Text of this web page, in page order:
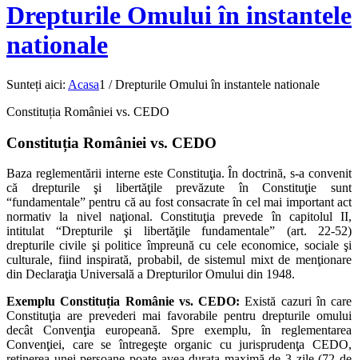
Drepturile Omului în instantele
nationale
Sunteți aici: Acasa1 / Drepturile Omului în instantele nationale
Constituția României vs. CEDO
Constituția României vs. CEDO
Baza reglementării interne este Constituţia. În doctrină, s-a convenit
că drepturile şi libertăţile prevăzute în Constituţie sunt
“fundamentale” pentru că au fost consacrate în cel mai important act
normativ la nivel naţional. Constituţia prevede în capitolul II,
intitulat “Drepturile şi libertăţile fundamentale” (art. 22-52)
drepturile civile şi politice împreună cu cele economice, sociale şi
culturale, fiind inspirată, probabil, de sistemul mixt de menţionare
din Declaraţia Universală a Drepturilor Omului din 1948.
Exemplu Constituția Românie vs. CEDO: Există cazuri în care
Constituţia are prevederi mai favorabile pentru drepturile omului
decât Convenţia europeană. Spre exemplu, în reglementarea
Convenţiei, care se întregeşte organic cu jurisprudenţa CEDO,